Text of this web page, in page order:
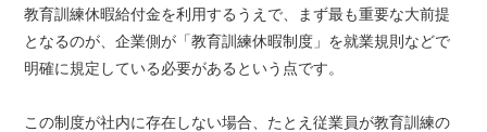
教育訓練休暇給付金を利用するうえで、まず最も重要な大前提
となるのが、企業側が「教育訓練休暇制度」を就業規則などで
明確に規定している必要があるという点です。
この制度が社内に存在しない場合、たとえ従業員が教育訓練の